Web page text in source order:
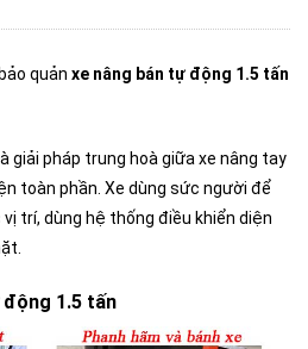
quản xe nâng bán tự động 1.5 tấn
giải pháp trung hoà giữa xe nâng tay
toàn phần. Xe dùng sức người để
trí, dùng hệ thống điều khiển diện
động 1.5 tấn